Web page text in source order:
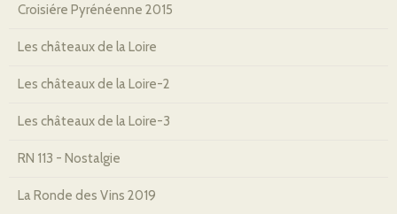
Croisiére Pyrénéenne 2015
Les châteaux de la Loire
Les châteaux de la Loire-2
Les châteaux de la Loire-3
RN 113 - Nostalgie
La Ronde des Vins 2019